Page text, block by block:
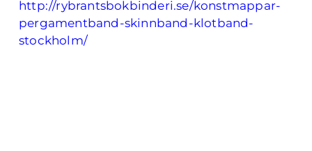
http://rybrantsbokbinderi.se/konstmappar-
pergamentband-skinnband-klotband-
stockholm/